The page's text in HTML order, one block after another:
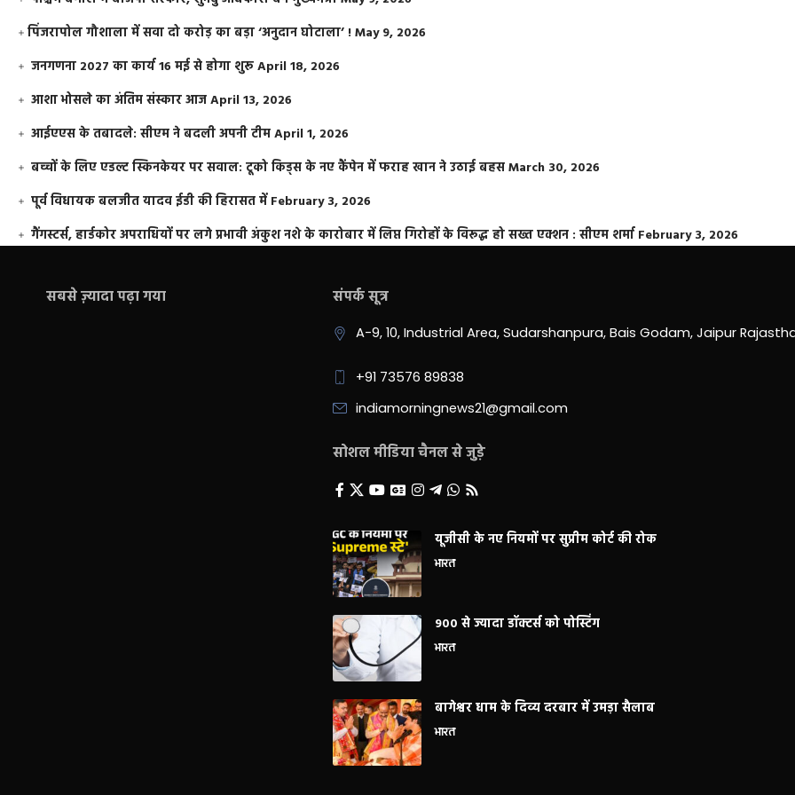
​पिंजरापोल गौशाला में सवा दो करोड़ का बड़ा ‘अनुदान घोटाला’ !May 9, 2026
जनगणना 2027 का कार्य 16 मई से होगा शुरूApril 18, 2026
आशा भोसले का अंतिम संस्कार आजApril 13, 2026
आईएएस के तबादले: सीएम ने बदली अपनी टीमApril 1, 2026
बच्चों के लिए एडल्ट स्किनकेयर पर सवाल: टूको किड्स के नए कैंपेन में फराह खान ने उठाई बहसMarch 30, 2026
पूर्व विधायक बलजीत यादव ईडी की हिरासत में February 3, 2026
गैंगस्टर्स, हार्डकोर अपराधियों पर लगे प्रभावी अंकुश नशे के कारोबार में लिप्त गिरोहों के विरूद्ध हो सख्त एक्शन : सीएम शर्मा February 3, 2026
सबसे ज़्यादा पढ़ा गया संपर्क सूत्र
A-9, 10, Industrial Area, Sudarshanpura, Bais Godam, Jaipur
+91 73576 89838
indiamorningnews21@gmail.com
सोशल मीडिया चैनल से जुड़े
यूजीसी के नए नियमों पर सुप्रीम कोर्ट की रोक
भारत
900 से ज्यादा डॉक्टर्स को पोस्टिंग
भारत
बागेश्वर धाम के दिव्य दरबार में उमड़ा सैलाब
भारत